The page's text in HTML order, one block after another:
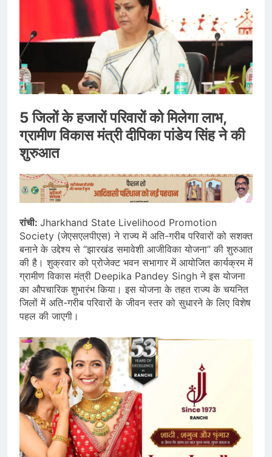
5 जिलों के हजारों परिवारों को मिलेगा लाभ,
ग्रामीण विकास मंत्री दीपिका पांडेय सिंह ने की
शुरुआत
रांची: Jharkhand State Livelihood Promotion
Society (जेएसएलपीएस) ने राज्य में अति-गरीब परिवारों को सशक्त
बनाने के उद्देश्य से “झारखंड समावेशी आजीविका योजना” की शुरुआत
की है। शुक्रवार को प्रोजेक्ट भवन सभागार में आयोजित कार्यक्रम में
ग्रामीण विकास मंत्री Deepika Pandey Singh ने इस योजना
का औपचारिक शुभारंभ किया। इस योजना के तहत राज्य के चयनित
जिलों में अति-गरीब परिवारों के जीवन स्तर को सुधारने के लिए विशेष
पहल की जाएगी।